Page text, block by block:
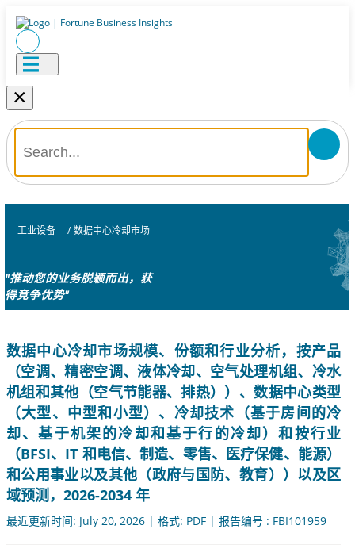
×
工业设备 / 数据中心冷却市场
"推动您的业务脱颖而出，获
得竞争优势"
数据中心冷却市场规模、份额和行业分析，按产品
（空调、精密空调、液体冷却、空气处理机组、冷水
机组和其他（空气节能器、排热））、数据中心类型
（大型、中型和小型）、冷却技术（基于房间的冷
却、基于机架的冷却和基于行的冷却）和按行业
（BFSI、IT 和电信、制造、零售、医疗保健、能源）
和公用事业以及其他（政府与国防、教育））以及区
域预测，2026-2034 年
最近更新时间: July 20, 2026 | 格式: PDF | 报告编号 : FBI101959